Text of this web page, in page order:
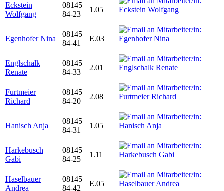
Eckstein
Wolfgang
08145
84-23
1.05
Egenhofer Nina
08145
84-41
E.03
Englschalk
Renate
08145
84-33
2.01
Furtmeier
Richard
08145
84-20
2.08
Hanisch Anja
08145
84-31
1.05
Harkebusch
Gabi
08145
84-25
1.11
Haselbauer
Andrea
08145
84-42
E.05